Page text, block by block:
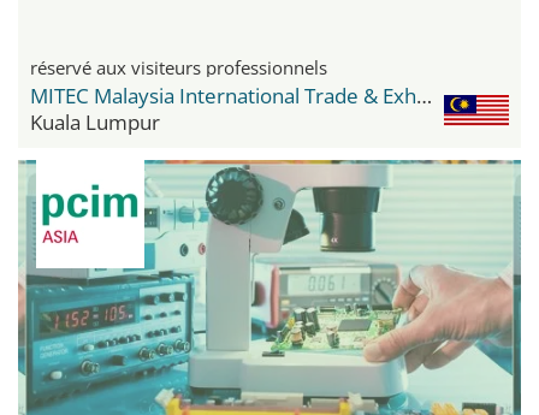
réservé aux visiteurs professionnels
MITEC Malaysia International Trade & Exhibition Centre
Kuala Lumpur